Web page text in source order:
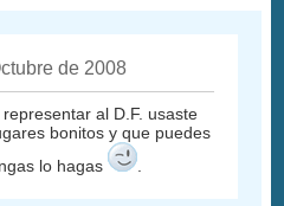
de 2008
al D.F. usaste
bonitos y que puedes
lo hagas